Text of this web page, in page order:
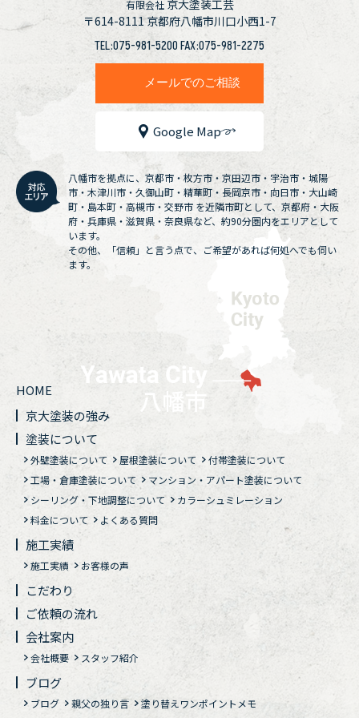
有限会社 京大塗装工芸
〒614-8111京都府八幡市川口小西1-7
TEL:075-981-5200 FAX:075-981-2275
メールでのご相談
Google Map
八幡市を拠点に、京都市・枚方市・京田辺市・宇治市・城陽
市・木津川市・久御山町・精華町・長岡京市・向日市・大山崎
町・島本町・高槻市・交野市 を近隣市町として、京都府・大阪
府・兵庫県・滋賀県・奈良県など、約90分圏内をエリアとして
います。
その他、「信頼」と言う点で、ご希望があれば何処へでも伺い
ます。
HOME
京大塗装の強み
塗装について
外壁塗装について 屋根塗装について
付帯塗装について
工場・倉庫塗装について
マンション・アパート塗装について
シーリング・下地調整について
カラーシュミレーション
料金について
よくある質問
施工実績
施工実績 お客様の声
こだわり
ご依頼の流れ
会社案内
会社概要 スタッフ紹介
ブログ
ブログ 親父の独り言 塗り替えワンポイントメモ